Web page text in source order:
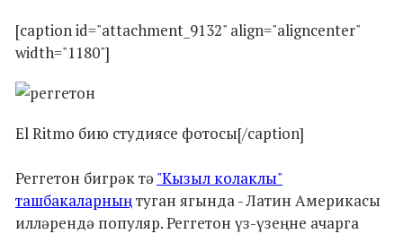
[caption id="attachment_9132" align="aligncenter"
width="1180"]
El Ritmo бию студиясе фотосы[/caption]
Реггетон бигрәк тә "Кызыл колаклы"
ташбакаларныңтуган ягында - Латин Америкасы
илләрендә популяр. Реггетон үз-үзеңне ачарга